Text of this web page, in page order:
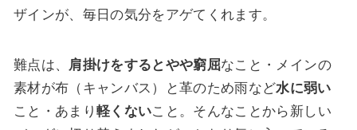
ザインが、毎日の気分をアゲてくれます。
難点は、 肩掛けをするとやや窮屈なこと・メインの
素材が布（キャンバス）と革のため雨など水に弱い
こと・あまり軽くないこと。そんなことから新しい